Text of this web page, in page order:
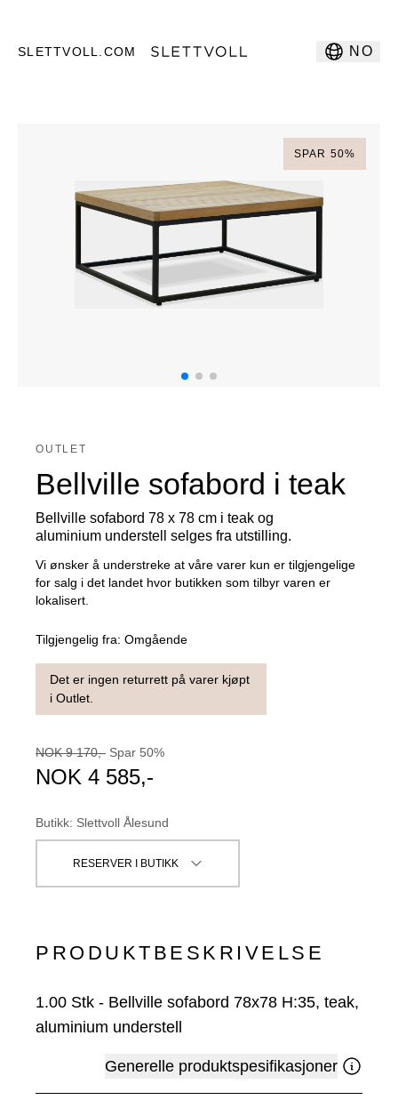
SLETTVOLL.COM NO
SPAR 50%
OUTLET
Bellville sofabord i teak
Bellville sofabord 78 x 78 cm i teak og
aluminium understell selges fra utstilling.
Vi ønsker å understreke at våre varer kun er tilgjengelige
for salg i det landet hvor butikken som tilbyr varen er
lokalisert.
Tilgjengelig fra: Omgående
Det er ingen returrett på varer kjøpt
i Outlet.
NOK 9 170,- Spar 50%
NOK 4 585,-
Butikk: Slettvoll Ålesund
RESERVER I BUTIKK
PRODUKTBESKRIVELSE
1.00 Stk - Bellville sofabord 78x78 H:35, teak,
aluminium understell
Generelle produktspesifikasjoner